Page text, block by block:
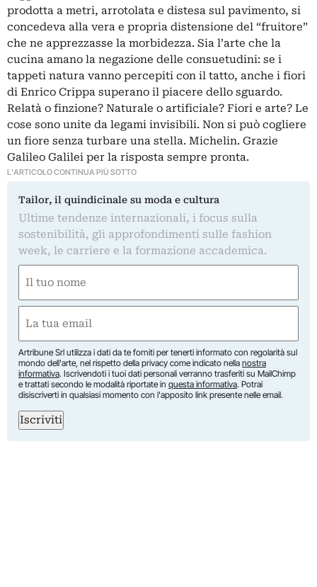
prodotta a metri, arrotolata e distesa sul pavimento, si
concedeva alla vera e propria distensione del “fruitore”
che ne apprezzasse la morbidezza. Sia l’arte che la
cucina amano la negazione delle consuetudini: se i
tappeti natura vanno percepiti con il tatto, anche i fiori
di Enrico Crippa superano il piacere dello sguardo.
Relatà o finzione? Naturale o artificiale? Fiori e arte? Le
cose sono unite da legami invisibili. Non si può cogliere
un fiore senza turbare una stella. Michelin. Grazie
Galileo Galilei per la risposta sempre pronta.
L'ARTICOLO CONTINUA PIÙ SOTTO
Tailor, il quindicinale su moda e cultura
Ultime tendenze internazionali, i focus sulla
sostenibilità, gli approfondimenti sulle fashion
week, le carriere e la formazione accademica.
(Required)
(Required)
Artribune Srl utilizza i dati da te forniti per tenerti informato con regolarità sul
mondo dell'arte, nel rispetto della privacy come indicato nella nostra
informativa. Iscrivendoti i tuoi dati personali verranno trasferiti su MailChimp
e trattati secondo le modalità riportate in questa informativa. Potrai
disiscriverti in qualsiasi momento con l'apposito link presente nelle email.
Iscriviti